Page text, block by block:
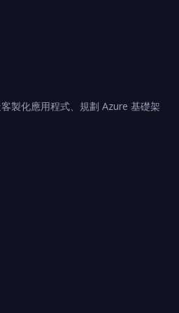
製化應用程式、規劃 Azure 基礎架